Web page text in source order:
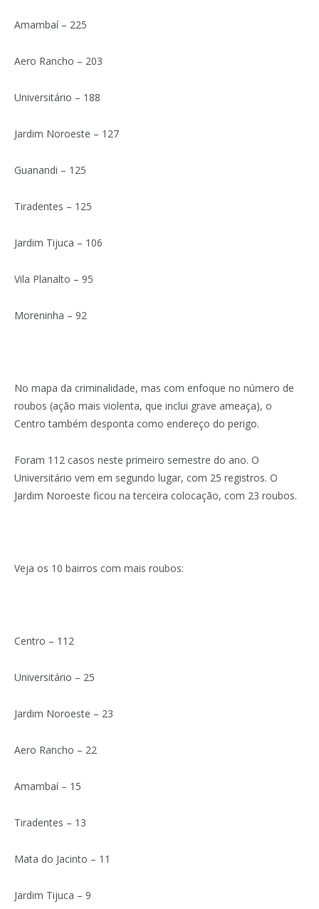
Amambaí – 225
Aero Rancho – 203
Universitário – 188
Jardim Noroeste – 127
Guanandi – 125
Tiradentes – 125
Jardim Tijuca – 106
Vila Planalto – 95
Moreninha – 92
No mapa da criminalidade, mas com enfoque no número de
roubos (ação mais violenta, que inclui grave ameaça), o
Centro também desponta como endereço do perigo.
Foram 112 casos neste primeiro semestre do ano. O
Universitário vem em segundo lugar, com 25 registros. O
Jardim Noroeste ficou na terceira colocação, com 23 roubos.
Veja os 10 bairros com mais roubos:
Centro – 112
Universitário – 25
Jardim Noroeste – 23
Aero Rancho – 22
Amambaí – 15
Tiradentes – 13
Mata do Jacinto – 11
Jardim Tijuca – 9